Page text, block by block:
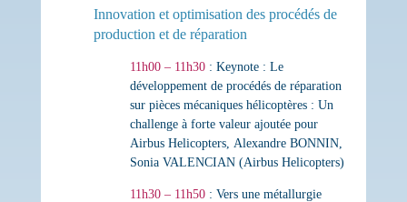
Innovation et optimisation des procédés de
production et de réparation
11h00 – 11h30: Keynote : Le
développement de procédés de réparation
sur pièces mécaniques hélicoptères : Un
challenge à forte valeur ajoutée pour
Airbus Helicopters, Alexandre BONNIN,
Sonia VALENCIAN (Airbus Helicopters)
11h30 – 11h50: Vers une métallurgie